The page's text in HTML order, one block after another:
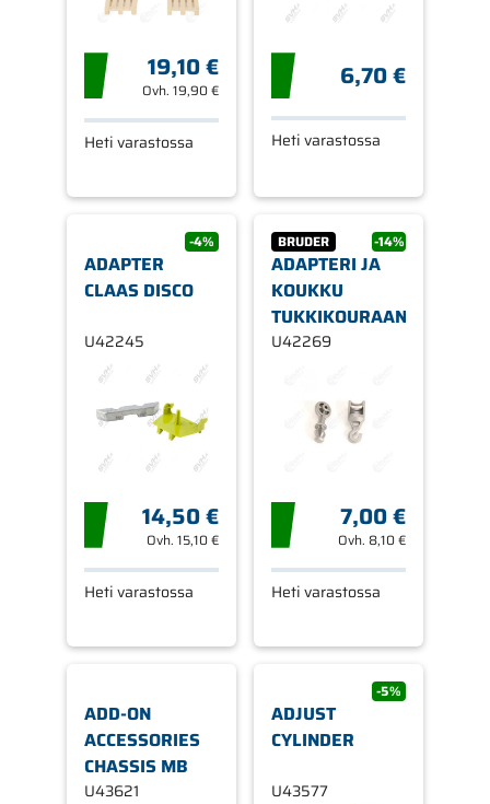
19,10 €
Ovh. 19,90 €
Heti varastossa
6,70 €
Heti varastossa
-4%
ADAPTER
CLAAS DISCO
U42245
14,50 €
Ovh. 15,10 €
Heti varastossa
BRUDER -14%
ADAPTERI JA
KOUKKU
TUKKIKOURAAN
U42269
7,00 €
Ovh. 8,10 €
Heti varastossa
ADD-ON
ACCESSORIES
CHASSIS MB
U43621
-5%
ADJUST
CYLINDER
U43577